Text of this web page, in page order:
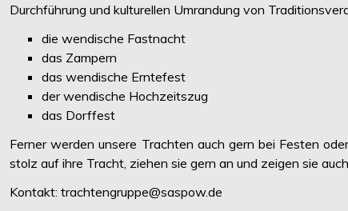
Durchführung und kulturellen Umrandung von
die wendische Fastnacht
das Zampern
das wendische Erntefest
der wendische Hochzeitszug
das Dorffest
Ferner werden unsere Trachten auch gern bei Festen
stolz auf ihre Tracht, ziehen sie gern an und zeigen sie auch
Kontakt: trachtengruppe@saspow.de